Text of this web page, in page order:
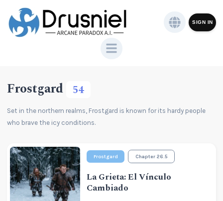
SIGN IN
Frostgard 54
Set in the northern realms, Frostgard is known for its hardy people
who brave the icy conditions.
Frostgard Chapter 26.5
La Grieta: El Vínculo
Cambiado